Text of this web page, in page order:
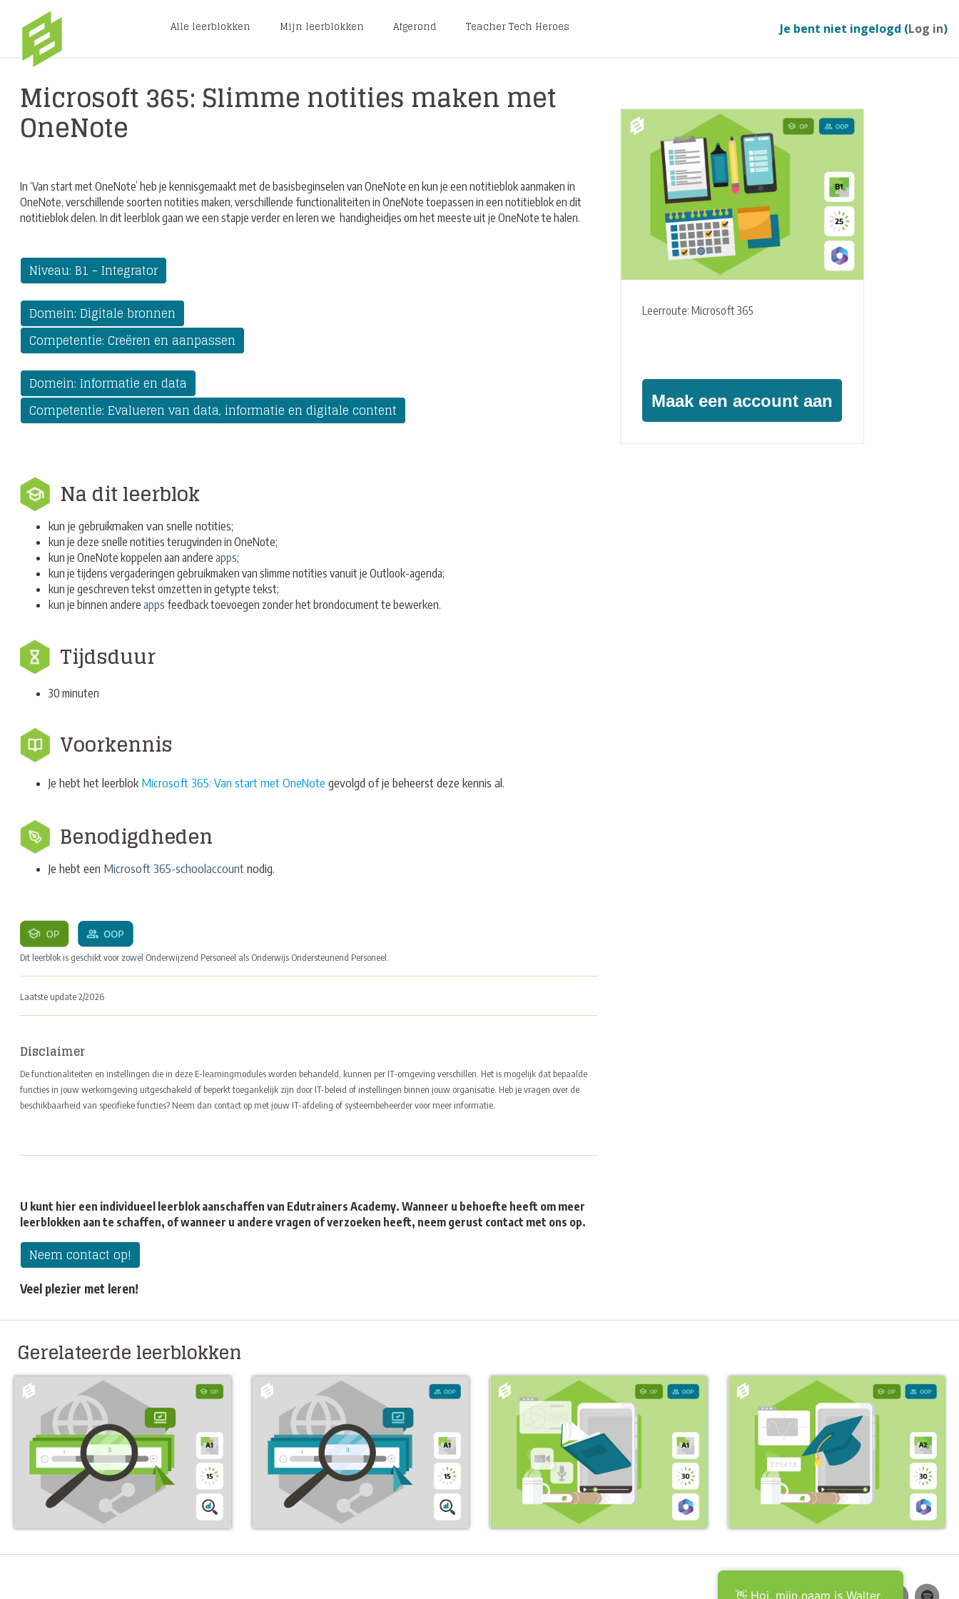
Ga naar hoofdinhoud
Alle leerblokken Mijn leerblokken Afgerond Teacher Tech Heroes Je bent niet ingelogd (Log in)
Microsoft 365: Slimme notities maken met
OneNote
In ‘Van start met OneNote’ heb je kennisgemaakt met de basisbeginselen van OneNote en kun je een notitieblok aanmaken in
OneNote, verschillende soorten notities maken, verschillende functionaliteiten in OneNote toepassen in een notitieblok en dit
notitieblok delen. In dit leerblok gaan we een stapje verder en leren we handigheidjes om het meeste uit je OneNote te halen.
Niveau: B1 - Integrator
Domein: Digitale bronnen
Competentie: Creëren en aanpassen
Domein: Informatie en data
Competentie: Evalueren van data, informatie en digitale content
Na dit leerblok
kun je gebruikmaken van snelle notities;
kun je deze snelle notities terugvinden in OneNote;
kun je OneNote koppelen aan andere apps;
kun je tijdens vergaderingen gebruikmaken van slimme notities vanuit je Outlook-agenda;
kun je geschreven tekst omzetten in getypte tekst;
kun je binnen andere apps feedback toevoegen zonder het brondocument te bewerken.
Tijdsduur
30 minuten
Voorkennis
Je hebt het leerblok Microsoft 365: Van start met OneNote gevolgd of je beheerst deze kennis al.
Benodigdheden
Je hebt een Microsoft 365-schoolaccount nodig.
Dit leerblok is geschikt voor zowel Onderwijzend Personeel als Onderwijs Ondersteunend Personeel.
Laatste update 2/2026
Disclaimer
De functionaliteiten en instellingen die in deze E-learningmodules worden behandeld, kunnen per IT-omgeving verschillen. Het is mogelijk dat bepaalde
functies in jouw werkomgeving uitgeschakeld of beperkt toegankelijk zijn door IT-beleid of instellingen binnen jouw organisatie. Heb je vragen over de
beschikbaarheid van specifieke functies? Neem dan contact op met jouw IT-afdeling of systeembeheerder voor meer informatie.
U kunt hier een individueel leerblok aanschaffen van Edutrainers Academy. Wanneer u behoefte heeft om meer
leerblokken aan te schaffen, of wanneer u andere vragen of verzoeken heeft, neem gerust contact met ons op.
Neem contact op!
Veel plezier met leren!
Leerroute: Microsoft 365
Maak een account aan
Gerelateerde leerblokken
👋 Hoi, mijn naam is Walter,